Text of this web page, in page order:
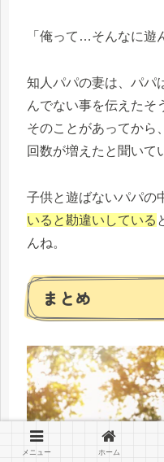
「俺って…そんなに遊
知人パパの妻は、パパ
んでない事を伝えたそ
そのことがあってから
回数が増えたと聞いて
子供と遊ばないパパの
いると勘違いしている
んね。
まとめ
メニュー ホーム